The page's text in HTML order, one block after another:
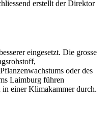
erstellt der Direktor
eingesetzt. Die grosse
oder des
Laimburg führen
in einer Klimakammer durch.